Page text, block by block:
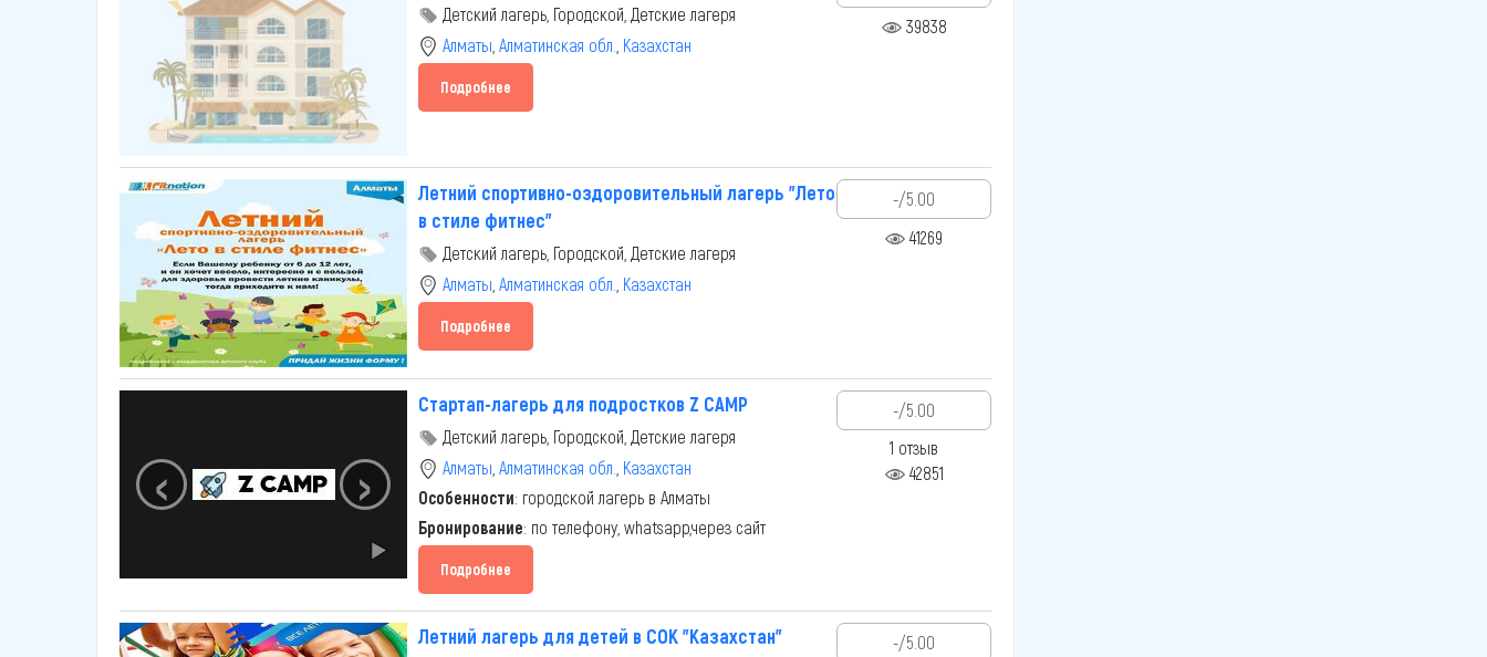
Детский лагерь, Городской, Детские лагеря
Алматы Алматинская обл. Казахстан
Подробнее
39838
Летний спортивно-оздоровительный лагерь "Лето
в стиле фитнес"
Детский лагерь, Городской, Детские лагеря
Алматы Алматинская обл. Казахстан
Подробнее
-/5.00
41269
‹ ›
Стартап-лагерь для подростков Z CAMP
Детский лагерь, Городской, Детские лагеря
Алматы Алматинская обл. Казахстан
Особенности: городской лагерь в Алматы
Бронирование: по телефону, whatsapp,через сайт
Подробнее
-/5.00
1 отзыв
42851
Летний лагерь для детей в СОК "Казахстан"
-/5.00